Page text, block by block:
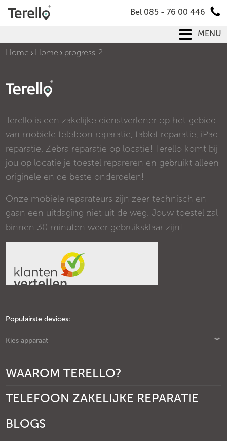
Bel 085 - 76 00 446
MENU
Home
Home progress-2
Terello is een zakelijke dienstverlener op het gebied
van mobiele telefoon reparatie, tablet reparatie, iPad
reparatie, Zebra reparatie op locatie! Terello komt bij
jou op locatie je toestel repareren en gebruikt alleen
originele en de beste onderdelen!
Onze mobiele reparateurs zijn zeer technisch en
gaan een uitdaging niet uit de weg. Jouw toestel zal
binnen 30 minuten weer gebruiksklaar zijn!
Populairste devices:
Kies apparaat
WAAROM TERELLO?
TELEFOON ZAKELIJKE REPARATIE
BLOGS